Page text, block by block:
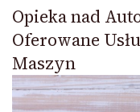
Opieka nad
Oferowane
Maszyn